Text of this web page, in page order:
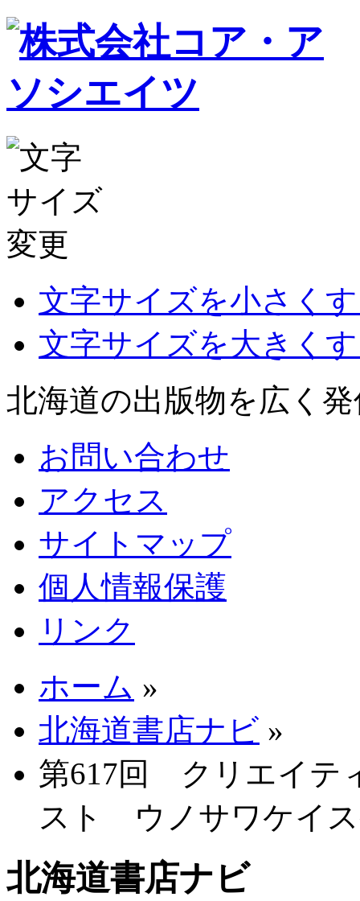
文字サイズを小さく
文字サイズを大きく
北海道の出版物を広く
お問い合わせ
アクセス
サイトマップ
個人情報保護
リンク
ホーム »
北海道書店ナビ »
第617回 クリエイテ
スト ウノサワケイ
北海道書店ナビ